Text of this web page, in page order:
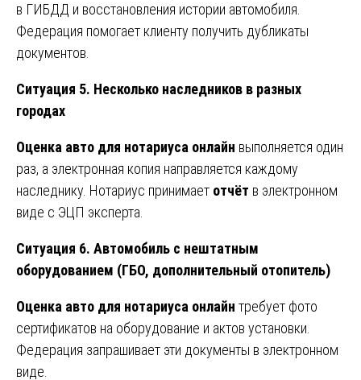
в ГИБДД и восстановления истории автомобиля.
Федерация помогает клиенту получить дубликаты
документов.
Ситуация 5. Несколько наследников в разных
городах
Оценка авто для нотариуса онлайн выполняется один
раз, а электронная копия направляется каждому
наследнику. Нотариус принимает отчёт в электронном
виде с ЭЦП эксперта.
Ситуация 6. Автомобиль с нештатным
оборудованием (ГБО, дополнительный отопитель)
Оценка авто для нотариуса онлайн требует фото
сертификатов на оборудование и актов установки.
Федерация запрашивает эти документы в электронном
виде.